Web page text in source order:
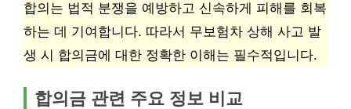
합의는 법적 분쟁을 예방하고 신속하게 피해를 회복
하는 데 기여합니다. 따라서 무보험차 상해 사고 발
생 시 합의금에 대한 정확한 이해는 필수적입니다.
합의금 관련 주요 정보 비교